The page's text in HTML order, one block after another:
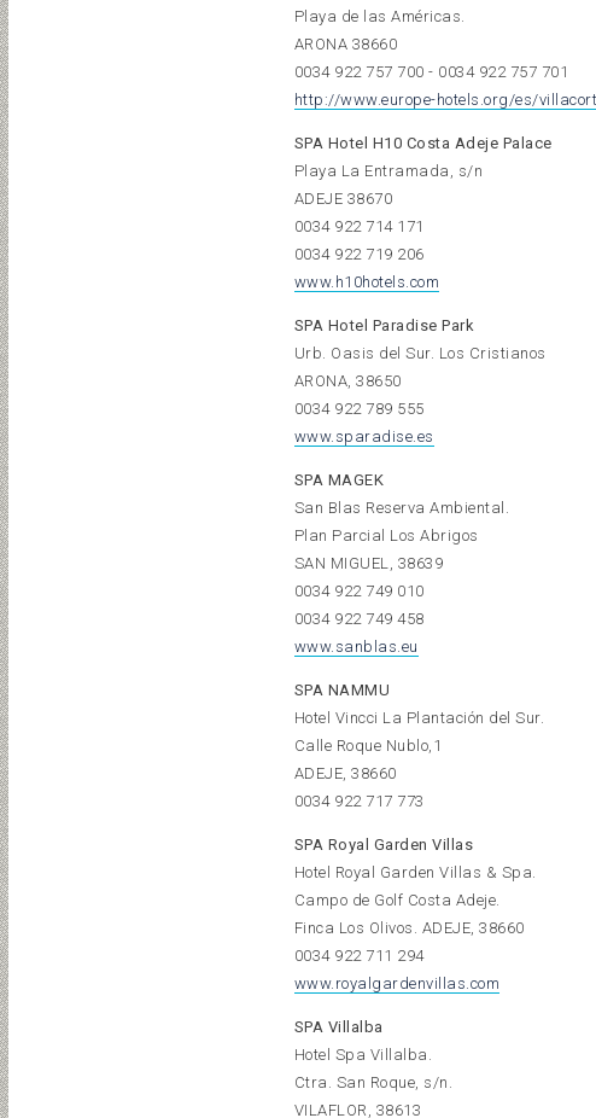
Playa de las Américas.
ARONA 38660
0034 922 757 700 - 0034 922 757 701
http://www.europe-hotels.org/es/
SPA Hotel H10 Costa Adeje Palace
Playa La Entramada, s/n
ADEJE 38670
0034 922 714 171
0034 922 719 206
www.h10hotels.com
SPA Hotel Paradise Park
Urb. Oasis del Sur. Los Cristianos
ARONA, 38650
0034 922 789 555
www.sparadise.es
SPA MAGEK
San Blas Reserva Ambiental.
Plan Parcial Los Abrigos
SAN MIGUEL, 38639
0034 922 749 010
0034 922 749 458
www.sanblas.eu
SPA NAMMU
Hotel Vincci La Plantación del Sur.
Calle Roque Nublo,1
ADEJE, 38660
0034 922 717 773
SPA Royal Garden Villas
Hotel Royal Garden Villas & Spa.
Campo de Golf Costa Adeje.
Finca Los Olivos. ADEJE, 38660
0034 922 711 294
www.royalgardenvillas.com
SPA Villalba
Hotel Spa Villalba.
Ctra. San Roque, s/n.
VILAFLOR, 38613